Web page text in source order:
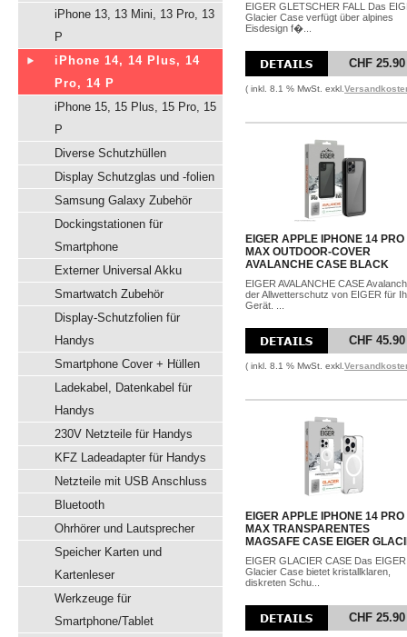
iPhone 13, 13 Mini, 13 Pro, 13
P
iPhone 14, 14 Plus, 14
Pro, 14 P
iPhone 15, 15 Plus, 15 Pro, 15
P
Diverse Schutzhüllen
Display Schutzglas und -folien
Samsung Galaxy Zubehör
Dockingstationen für
Smartphone
Externer Universal Akku
Smartwatch Zubehör
Display-Schutzfolien für
Handys
Smartphone Cover + Hüllen
Ladekabel, Datenkabel für
Handys
230V Netzteile für Handys
KFZ Ladeadapter für Handys
Netzteile mit USB Anschluss
Bluetooth
Ohrhörer und Lautsprecher
Speicher Karten und
Kartenleser
Werkzeuge für
Smartphone/Tablet
EIGER GLETSCHER FALL Das
Glacier Case verfügt über alpines
Eisdesign f�...
CHF 25.90
( inkl. 8.1 % MwSt. exkl.
EIGER APPLE IPHONE 14 PRO
MAX OUTDOOR-COVER
AVALANCHE CASE BLACK
EIGER AVALANCHE CASE
der Allwetterschutz von EIGER für
Gerät. ...
CHF 45.90
( inkl. 8.1 % MwSt. exkl.
EIGER APPLE IPHONE 14 PRO
MAX TRANSPARENTES
MAGSAFE CASE EIGER
EIGER GLACIER CASE Das EIGER
Glacier Case bietet kristallklaren,
diskreten Schu...
CHF 25.90